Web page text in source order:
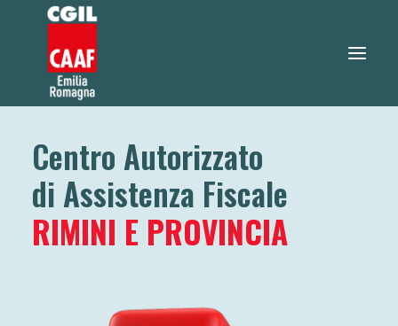
730 2026
SERVIZI
TEO RISPONDE
Centro Autorizzato
di Assistenza Fiscale
RIMINI E PROVINCIA